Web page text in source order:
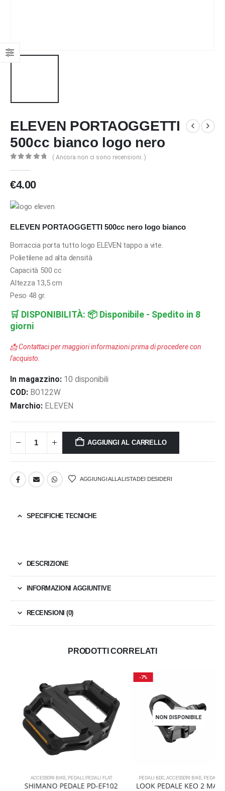
ELEVEN PORTAOGGETTI
500cc bianco logo nero
( Ancora non ci sono recensioni. )
€4.00
ELEVEN PORTAOGGETTI 500cc nero logo bianco
Borraccia porta tutto logo ELEVEN tappo a vite.
Polietilene ad alta densità
Capacità 500 cc
Altezza 13,5 cm
Peso 48 gr.
🛒 DISPONIBILITÀ: 📦 Disponibile - Spedito in 8
giorni
📩 Contattaci per maggiori informazioni prima di procedere con
l'acquisto.
In magazzino: 10 disponibili
COD: BO122W
Marchio: ELEVEN
AGGIUNGI AL CARRELLO
AGGIUNGI ALLA LISTA DEI DESIDERI
SPECIFICHE TECNICHE
DESCRIZIONE
INFORMAZIONI AGGIUNTIVE
RECENSIONI (0)
PRODOTTI CORRELATI
ACCESSORI BIKE, PEDALI,PEDALI FLAT
SHIMANO PEDALE PD-EF102
NON DISPONIBILE
PEDALI BDC ACCESSORI BIKE, PEDALI
LOOK PEDALE KEO 2 MAX